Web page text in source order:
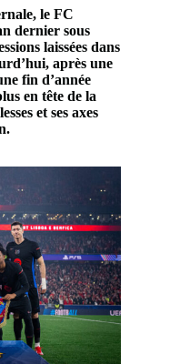
le FC
dernier sous
laissées dans
après une
fin d’année
en tête de la
et ses axes